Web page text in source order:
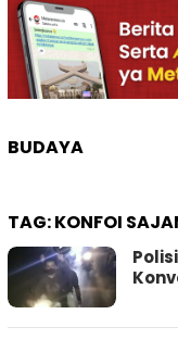
BUDAYA
TAG:KONFOI